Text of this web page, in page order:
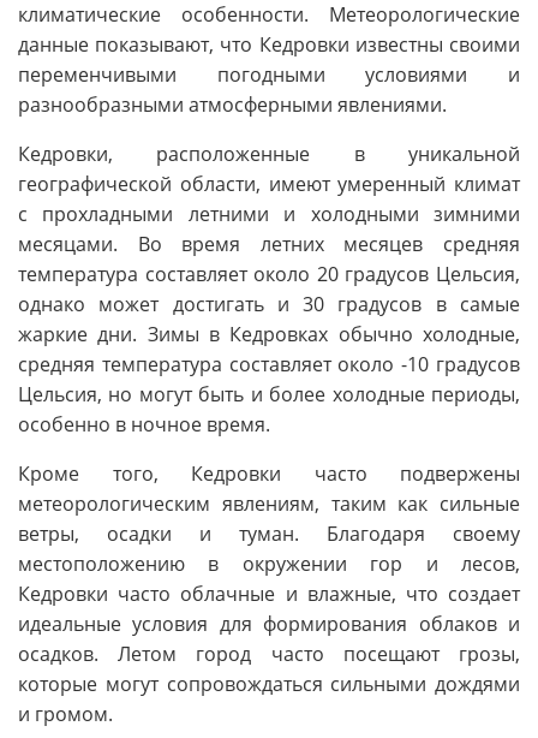
климатические особенности. Метеорологические
данные показывают, что Кедровки известны своими
переменчивыми погодными условиями и
разнообразными атмосферными явлениями.
Кедровки, расположенные в уникальной
географической области, имеют умеренный климат
с прохладными летними и холодными зимними
месяцами. Во время летних месяцев средняя
температура составляет около 20 градусов Цельсия,
однако может достигать и 30 градусов в самые
жаркие дни. Зимы в Кедровках обычно холодные,
средняя температура составляет около -10 градусов
Цельсия, но могут быть и более холодные периоды,
особенно в ночное время.
Кроме того, Кедровки часто подвержены
метеорологическим явлениям, таким как сильные
ветры, осадки и туман. Благодаря своему
местоположению в окружении гор и лесов,
Кедровки часто облачные и влажные, что создает
идеальные условия для формирования облаков и
осадков. Летом город часто посещают грозы,
которые могут сопровождаться сильными дождями
и громом.